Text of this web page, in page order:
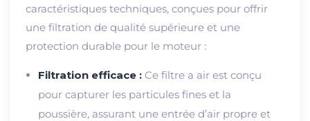
caractéristiques techniques, conçues pour offrir
une filtration de qualité supérieure et une
protection durable pour le moteur :
Filtration efficace : Ce filtre a air est conçu
pour capturer les particules fines et la
poussière, assurant une entrée d’air propre et